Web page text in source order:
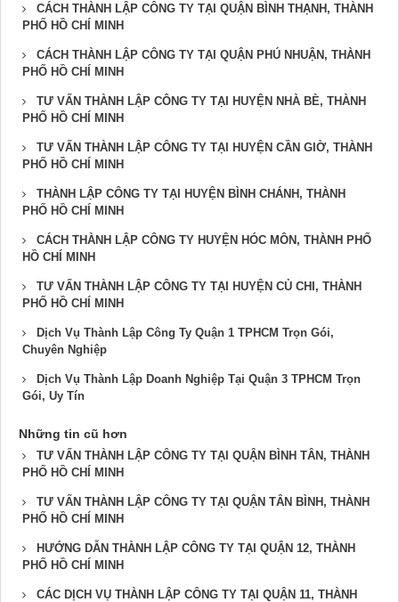
CÁCH THÀNH LẬP CÔNG TY TẠI QUẬN BÌNH THẠNH, THÀNH
PHỐ HỒ CHÍ MINH
CÁCH THÀNH LẬP CÔNG TY TẠI QUẬN PHÚ NHUẬN, THÀNH
PHỐ HỒ CHÍ MINH
TƯ VẤN THÀNH LẬP CÔNG TY TẠI HUYỆN NHÀ BÈ, THÀNH
PHỐ HỒ CHÍ MINH
TƯ VẤN THÀNH LẬP CÔNG TY TẠI HUYỆN CẦN GIỜ, THÀNH
PHỐ HỒ CHÍ MINH
THÀNH LẬP CÔNG TY TẠI HUYỆN BÌNH CHÁNH, THÀNH
PHỐ HỒ CHÍ MINH
CÁCH THÀNH LẬP CÔNG TY HUYỆN HÓC MÔN, THÀNH PHỐ
HỒ CHÍ MINH
TƯ VẤN THÀNH LẬP CÔNG TY TẠI HUYỆN CỦ CHI, THÀNH
PHỐ HỒ CHÍ MINH
Dịch Vụ Thành Lập Công Ty Quận 1 TPHCM Trọn Gói,
Chuyên Nghiệp
Dịch Vụ Thành Lập Doanh Nghiệp Tại Quận 3 TPHCM Trọn
Gói, Uy Tín
Những tin cũ hơn
TƯ VẤN THÀNH LẬP CÔNG TY TẠI QUẬN BÌNH TÂN, THÀNH
PHỐ HỒ CHÍ MINH
TƯ VẤN THÀNH LẬP CÔNG TY TẠI QUẬN TÂN BÌNH, THÀNH
PHỐ HỒ CHÍ MINH
HƯỚNG DẪN THÀNH LẬP CÔNG TY TẠI QUẬN 12, THÀNH
PHỐ HỒ CHÍ MINH
CÁC DỊCH VỤ THÀNH LẬP CÔNG TY TẠI QUẬN 11, THÀNH